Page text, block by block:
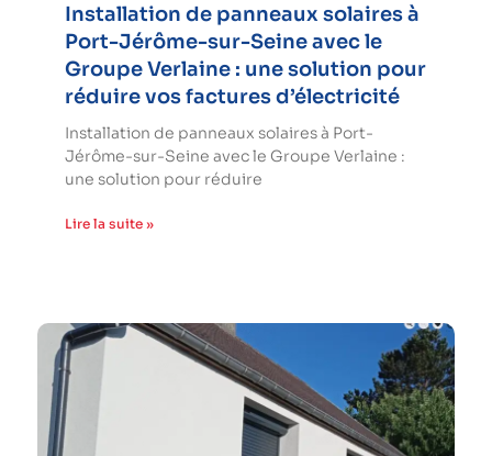
Installation de panneaux solaires à
Port-Jérôme-sur-Seine avec le
Groupe Verlaine : une solution pour
réduire vos factures d’électricité
Installation de panneaux solaires à Port-
Jérôme-sur-Seine avec le Groupe Verlaine :
une solution pour réduire
Lire la suite »